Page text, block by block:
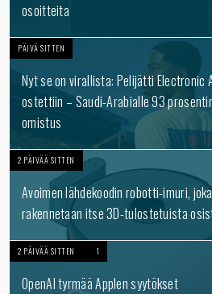
osoitteita
PÄIVÄ SITTEN
Nyt se on virallista: Pelijätti Electronic
ostettiin – Saudi-Arabialle 93
omistus
2 PÄIVÄÄ SITTEN
Avoimen lähdekoodin robotti-imuri, joka
rakennetaan itse 3D-tulostetuista
2 PÄIVÄÄ SITTEN 1
OpenAI tyrmää Applen syytökset